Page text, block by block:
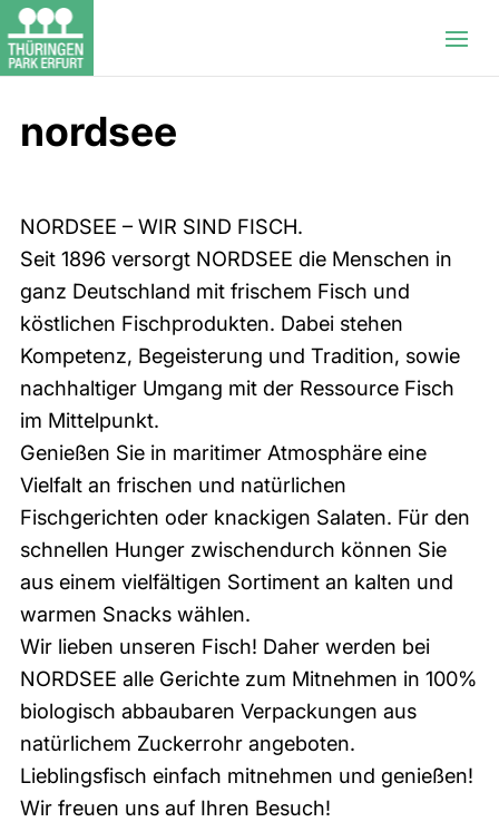
nordsee
NORDSEE – WIR SIND FISCH.
Seit 1896 versorgt NORDSEE die Menschen in
ganz Deutschland mit frischem Fisch und
köstlichen Fischprodukten. Dabei stehen
Kompetenz, Begeisterung und Tradition, sowie
nachhaltiger Umgang mit der Ressource Fisch
im Mittelpunkt.
Genießen Sie in maritimer Atmosphäre eine
Vielfalt an frischen und natürlichen
Fischgerichten oder knackigen Salaten. Für den
schnellen Hunger zwischendurch können Sie
aus einem vielfältigen Sortiment an kalten und
warmen Snacks wählen.
Wir lieben unseren Fisch! Daher werden bei
NORDSEE alle Gerichte zum Mitnehmen in 100%
biologisch abbaubaren Verpackungen aus
natürlichem Zuckerrohr angeboten.
Lieblingsfisch einfach mitnehmen und genießen!
Wir freuen uns auf Ihren Besuch!